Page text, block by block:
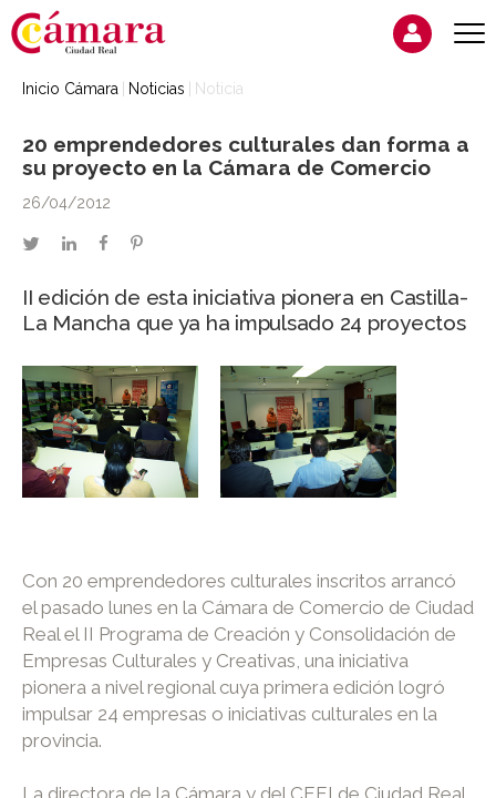
Inicio Cámara Noticias Noticia
20 emprendedores culturales dan forma a
su proyecto en la Cámara de Comercio
26/04/2012
twitterlinkedinfacebookpinterest
II edición de esta iniciativa pionera en Castilla-
La Mancha que ya ha impulsado 24 proyectos
Con 20 emprendedores culturales inscritos arrancó
el pasado lunes en la Cámara de Comercio de Ciudad
Real el II Programa de Creación y Consolidación de
Empresas Culturales y Creativas, una iniciativa
pionera a nivel regional cuya primera edición logró
impulsar 24 empresas o iniciativas culturales en la
provincia.
La directora de la Cámara y del CEEI de Ciudad Real,